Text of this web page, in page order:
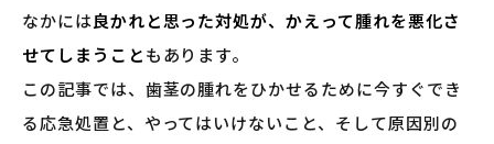
なかには良かれと思った対処が、かえって腫れを悪化さ
せてしまうこともあります。
この記事では、歯茎の腫れをひかせるために今すぐでき
る応急処置と、やってはいけないこと、そして原因別の